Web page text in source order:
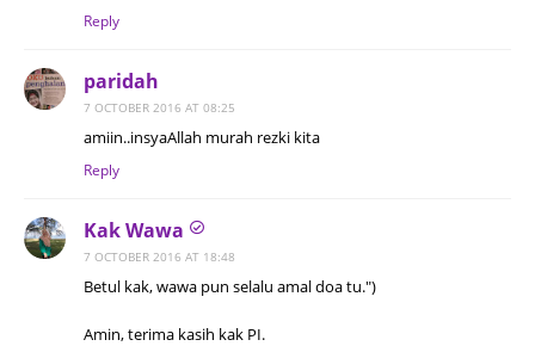
Reply
paridah
7 OCTOBER 2016 AT 08:25
amiin..insyaAllah murah rezki kita
Reply
Kak Wawa
7 OCTOBER 2016 AT 18:48
Betul kak, wawa pun selalu amal doa tu.")
Amin, terima kasih kak PI.